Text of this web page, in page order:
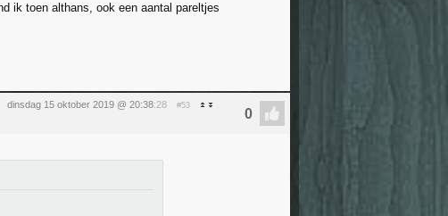
ik toen althans, ook een aantal pareltjes
dinsdag 15 oktober 2019 @ 20:38:28 #53